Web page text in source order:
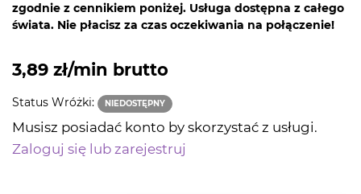
zgodnie z cennikiem poniżej. Usługa dostępna z całego
świata. Nie płacisz za czas oczekiwania na połączenie!
3,89 zł/min brutto
Status Wróżki: NIEDOSTĘPNY
Musisz posiadać konto by skorzystać z usługi.
Zaloguj się lub zarejestruj